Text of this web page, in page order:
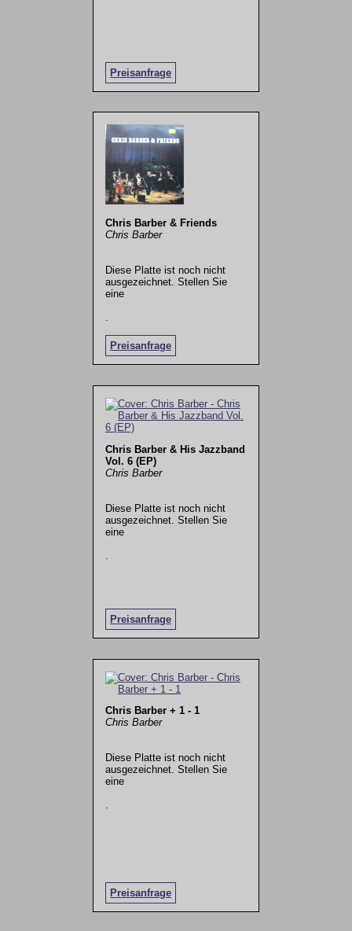
Preisanfrage
Chris Barber & Friends
Chris Barber
Diese Platte ist noch nicht
ausgezeichnet. Stellen Sie
eine
Preisanfrage
.
Chris Barber & His Jazzband
Vol. 6 (EP)
Chris Barber
Diese Platte ist noch nicht
ausgezeichnet. Stellen Sie
eine
Preisanfrage
Chris Barber + 1 - 1
Chris Barber
Diese Platte ist noch nicht
ausgezeichnet. Stellen Sie
eine
Preisanfrage
.